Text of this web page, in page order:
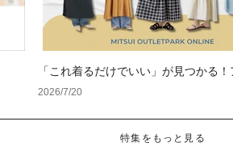
「これ着るだけでいい」が見つかる！
トの夏スタイルアップワンピース
2026/7/20
特集をもっと見る